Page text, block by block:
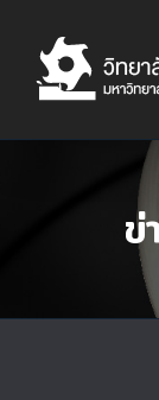
content
ข่